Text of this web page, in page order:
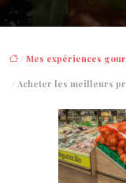
/ Mes expériences
/ Acheter les meilleurs